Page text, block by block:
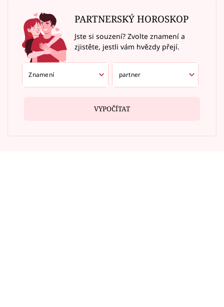
PARTNERSKÝ HOROSKOP
Jste si souzení? Zvolte znamení a
zjistěte, jestli vám hvězdy přejí.
VYPOČÍTAT